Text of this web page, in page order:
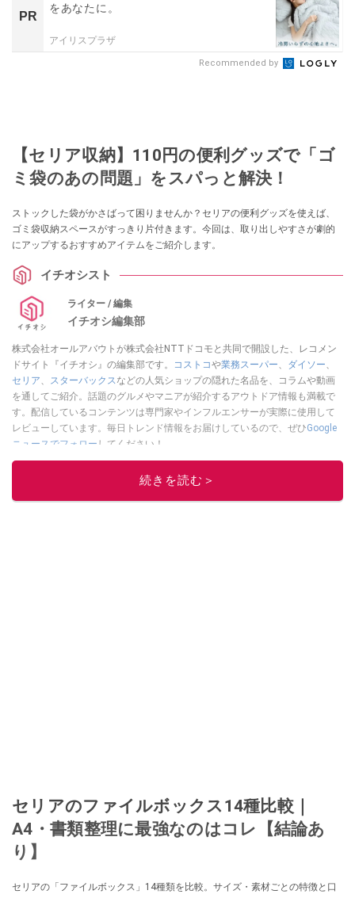
PR
をあなたに。
アイリスプラザ
Recommended by
【セリア収納】110円の便利グッズで「ゴ
ミ袋のあの問題」をスパっと解決！
ストックした袋がかさばって困りませんか？セリアの便利グッズを使えば、
ゴミ袋収納スペースがすっきり片付きます。今回は、取り出しやすさが劇的
にアップするおすすめアイテムをご紹介します。
イチオシスト
ライター / 編集
イチオシ編集部
株式会社オールアバウトが株式会社NTTドコモと共同で開設した、レコメン
ドサイト『イチオシ』の編集部です。
コストコや業務スーパー、 ダイソー、
セリア、 スターバックスなどの人気ショップの隠れた名品を、コラムや動画
を通してご紹介。話題のグルメやマニアが紹介するアウトドア情報も満載で
す。配信しているコンテンツは専門家やインフルエンサーが実際に使用して
レビューしています。毎日トレンド情報をお届けしているので、ぜひGoogle
ニュースでフォロー してください！
続きを読む＞
セリアのファイルボックス14種比較｜
A4・書類整理に最強なのはコレ【結論あ
り】
セリアの「ファイルボックス」14種類を比較。サイズ・素材ごとの特徴と口